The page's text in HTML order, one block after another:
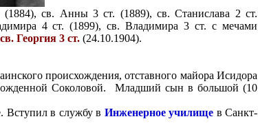
(1884), св. Анны 3 ст. (1889), св. Станислава 2 ст.
4 ст. (1899), св. Владимира 3 ст. с мечами
св. Георгия 3 ст. (24.10.1904).
происхождения, отставного майора Исидора
Соколовой. Младший сын в большой (10
в службу в Инженерное училище в Санкт-